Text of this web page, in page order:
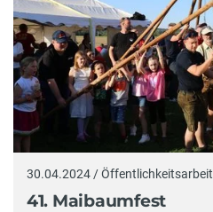
30.04.2024 / Öffentlichkeitsarbeit
41. Maibaumfest